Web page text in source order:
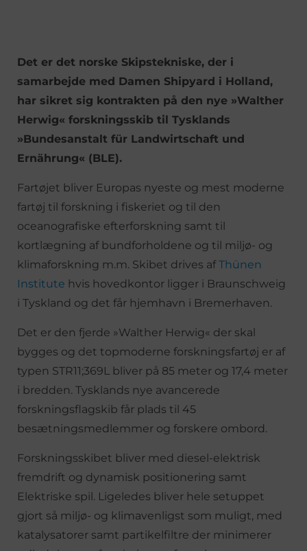
Det er det norske Skipstekniske, der i
samarbejde med Damen Shipyard i Holland,
har sikret sig kontrakten på den nye »Walther
Herwig« forskningsskib til Tysklands
»Bundesanstalt für Landwirtschaft und
Ernährung« (BLE).
Fartøjet bliver Europas nyeste og mest moderne
fartøj til forskning i fiskeriet og til den
oceanografiske efterforskning samt til
kortlægning af bundforholdene og til miljø- og
klimaforskning m.m. Skibet drives afThünen
Institute hvis hovedkontor ligger i Braunschweig
i Tyskland og det får hjemhavn i Bremerhaven.
Det er den fjerde »Walther Herwig« der skal
bygges og det topmoderne forskningsfartøj er af
typen STR11;369L bliver på 85 meter og 17,4 meter
i bredden. Tysklands nye avancerede
forskningsflagskib får plads til 45
besætningsmedlemmer og forskere ombord.
Forskningsskibet bliver med diesel-elektrisk
fremdrift og dynamisk positionering samt
Elektriske spil. Ligeledes bliver hele setuppet
gjort så miljø- og klimavenligst som muligt, med
katalysatorer samt partikelfiltre der minimerer